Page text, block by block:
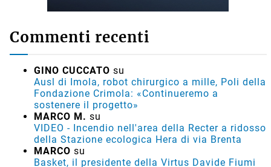
Commenti recenti
GINO CUCCATO su
Ausl di Imola, robot chirurgico a mille, Poli della
Fondazione Crimola: «Continueremo a
sostenere il progetto»
MARCO M. su
VIDEO - Incendio nell'area della Recter a ridosso
della Stazione ecologica Hera di via Brenta
MARCO su
Basket, il presidente della Virtus Davide Fiumi